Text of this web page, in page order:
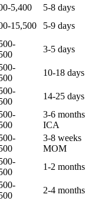
5,400
5-8 days
15,500 5-9 days
3-5 days
10-18 days
14-25 days
3-6 months
ICA
3-8 weeks
MOM
1-2 months
2-4 months